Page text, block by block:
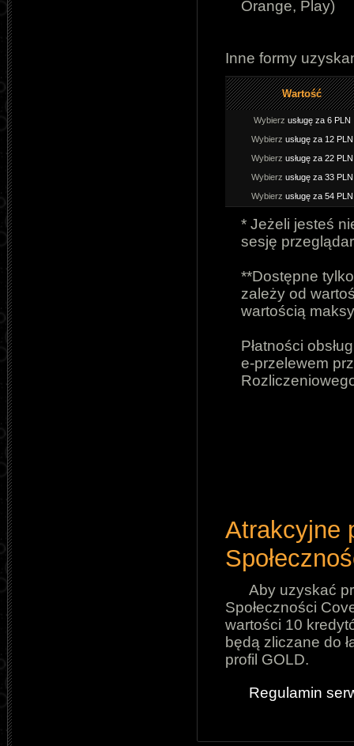
Orange, Play)
Inne formy
Wartość
Wybierz usługę za 6 PLN
Wybierz usługę za 12 PLN
Wybierz usługę za 22 PLN
Wybierz usługę za 33 PLN
Wybierz usługę za 54 PLN
* Jeżeli jesteś
sesję
**Dostępne
zależy od
wartością
Płatności
e-przelewem
Atrakcyjne
Aby uzyskać
Społeczności
wartości 10
będą zliczane do
profil GOLD.
Regulamin